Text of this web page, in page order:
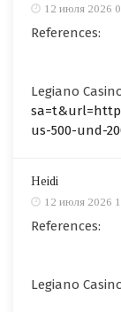
12 июля 2026
References:
Legiano
us-500-und-
Heidi
12 июля 2026
References:
Legiano